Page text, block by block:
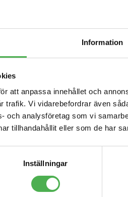
Information
att anpassa innehållet och
trafik. Vi vidarebefordrar även
och analysföretag som vi
tillhandahållit eller som de har
Inställningar